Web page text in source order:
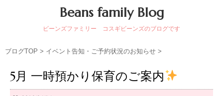
Beans family Blog
ビーンズファミリー コスギビーンズのブログです
ブログTOP > イベント告知・ご予約状況のお知らせ >
5月 一時預かり保育のご案内